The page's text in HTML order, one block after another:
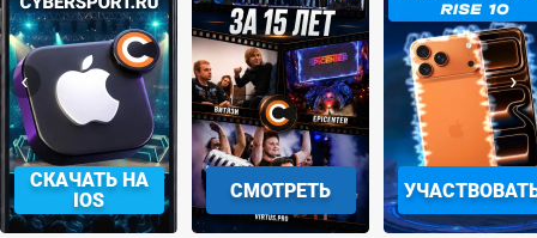
СКАЧАТЬ НА
IOS
СМОТРЕТЬ
‹ ›